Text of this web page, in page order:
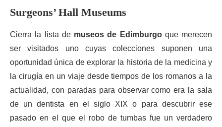
Surgeons’ Hall Museums
Cierra la lista de museos de Edimburgoque merecen
ser visitados uno cuyas colecciones suponen una
oportunidad única de explorar la historia de la medicina y
la cirugía en un viaje desde tiempos de los romanos a la
actualidad, con paradas para observar como era la sala
de un dentista en el siglo XIX o para descubrir ese
pasado en el que el robo de tumbas fue un verdadero